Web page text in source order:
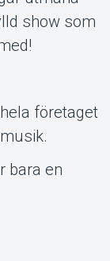
show som
företaget
bara en